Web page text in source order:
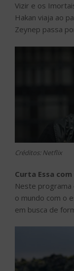
Vizir e os
Hakan viaja ao
Zeynep passa
Créditos: Netflix
Curta Essa
Neste programa
o mundo com o
em busca de